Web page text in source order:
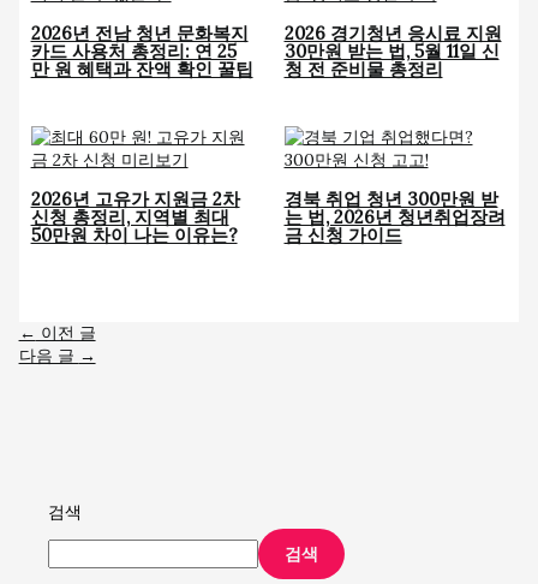
2026년 전남 청년 문화복지
카드 사용처 총정리: 연 25
만 원 혜택과 잔액 확인 꿀팁
2026 경기청년 응시료 지원
30만원 받는 법, 5월 11일 신
청 전 준비물 총정리
2026년 고유가 지원금 2차
신청 총정리, 지역별 최대
50만원 차이 나는 이유는?
경북 취업 청년 300만원 받
는 법, 2026년 청년취업장려
금 신청 가이드
← 이전 글
다음 글 →
검색
검색